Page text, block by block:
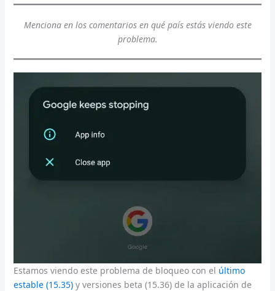
Menciona en los comentarios en qué país estás viendo este
problema.
Estamos viendo este problema de bloqueo con el último
estable (15.35)y versiones beta (15.36) de la aplicación de